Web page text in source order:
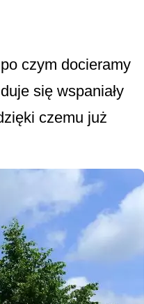
czym docieramy
się wspaniały
czemu już